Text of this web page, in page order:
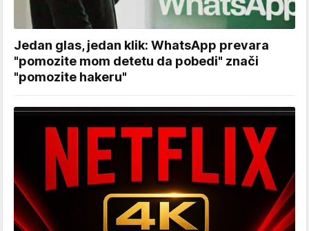
Jedan glas, jedan klik: WhatsApp prevara
"pomozite mom detetu da pobedi" znači
"pomozite hakeru"